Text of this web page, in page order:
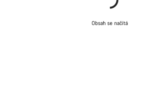
Obsah se načítá